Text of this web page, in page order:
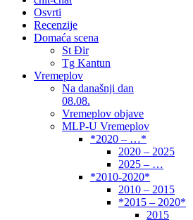
Osvrti
Recenzije
Domaća scena
St Đir
Tg Kantun
Vremeplov
Na današnji dan
08.08.
Vremeplov objave
MLP-U Vremeplov
*2020 – …*
2020 – 2025
2025 – …
*2010-2020*
2010 – 2015
*2015 – 2020*
2015